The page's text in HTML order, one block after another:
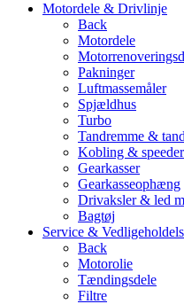
Motordele & Drivlinje
Back
Motordele
Pakninger
Luftmassemåler
Spjældhus
Turbo
Tandremme &
Kobling & speeder
Gearkasser
Gearkasseophæng
Drivaksler & led
Bagtøj
Service &
Back
Motorolie
Tændingsdele
Filtre